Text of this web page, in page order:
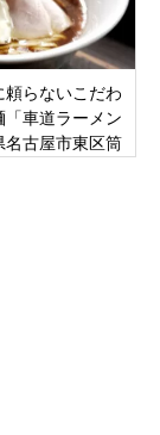
頼らないこだわ
「車道ラーメン
名古屋市東区筒